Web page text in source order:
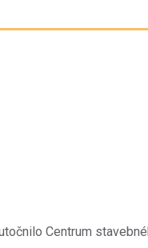
Centrum